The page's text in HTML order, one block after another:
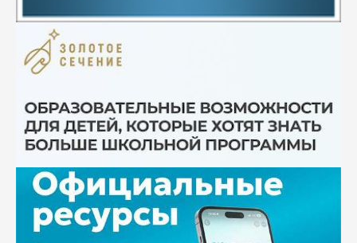
начальной школы, ло-гопедов, психологов,
дефектологов. Может использоваться при
проектировании и проведении уроков в начальной
школе, а также групповых и индивидуальных
открыть
№ 12,«Внедрение финансовой грамотности в
образовательный процесс »- практические
рекомендации по организации занятий,
использованию интерактивных образовательных
технологий и ицифровых боразоватеных ресурсов на
занятиях по финансовой грамотности и включению
их в общеобразовательные дисциплины и
внеурочную работу, разработки занятий,